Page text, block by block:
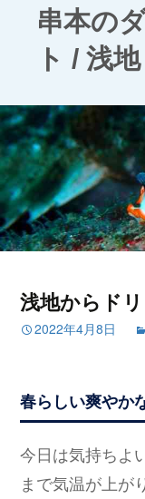
串本の
ト / 浅
浅地からド
2022年4月8日
春らしい爽やか
今日は気持ちよ
まで気温が上が